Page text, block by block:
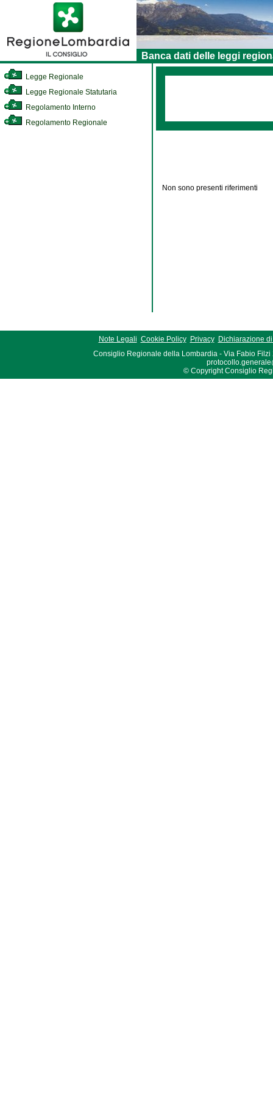
Banca dati delle leggi
Legge Regionale
Legge Regionale Statutaria
Regolamento Interno
Regolamento Regionale
Non sono presenti riferimenti
Note Legali Cookie Policy Privacy
Dichiarazione
Consiglio Regionale della Lombardia - Via Fabio Filzi
© Copyright Consiglio